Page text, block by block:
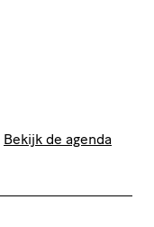
Bekijk de agenda